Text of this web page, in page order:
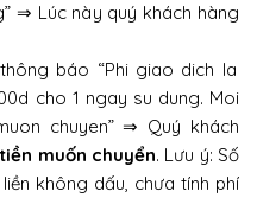
⇒ Lúc này quý khách hàng
báo “Phi giao dich la
cho 1 ngay su dung. Moi
chuyen” ⇒ Quý khách
muốn chuyển. Lưu ý: Số
không dấu, chưa tính phí